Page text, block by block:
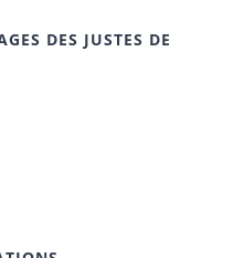
DES JUSTES DE